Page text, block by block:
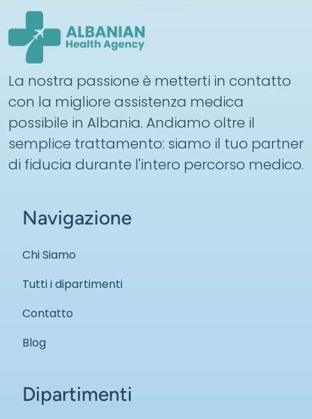
La nostra passione è metterti in contatto
con la migliore assistenza medica
possibile in Albania. Andiamo oltre il
semplice trattamento: siamo il tuo partner
di fiducia durante l'intero percorso medico.
Navigazione
Chi Siamo
Tutti i dipartimenti
Contatto
Blog
Dipartimenti